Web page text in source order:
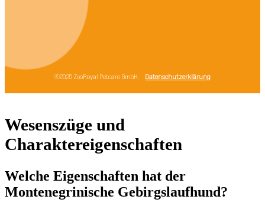
Wesenszüge und
Charaktereigenschaften
Welche Eigenschaften hat der
Montenegrinische Gebirgslaufhund?